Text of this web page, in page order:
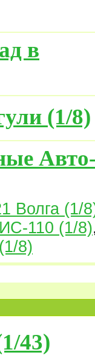
в
(1/8)
Волга (1/
110 (1/8)
8)
43)